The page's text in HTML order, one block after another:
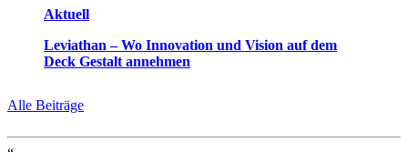
Aktuell
Leviathan – Wo Innovation und Vision auf dem
Deck Gestalt annehmen
Alle Beiträge
“